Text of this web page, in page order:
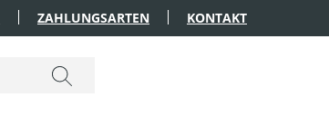
ZAHLUNGSARTEN KONTAKT